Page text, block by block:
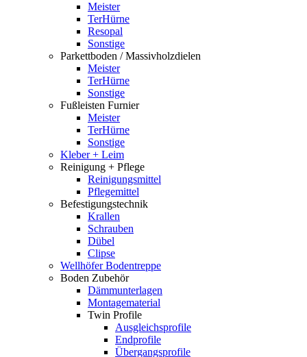
Meister
TerHürne
Resopal
Sonstige
Parkettboden / Massivholzdielen
Meister
TerHürne
Sonstige
Fußleisten Furnier
Meister
TerHürne
Sonstige
Kleber + Leim
Reinigung + Pflege
Reinigungsmittel
Pflegemittel
Befestigungstechnik
Krallen
Schrauben
Dübel
Clipse
Wellhöfer Bodentreppe
Boden Zubehör
Dämmunterlagen
Montagematerial
Twin Profile
Ausgleichsprofile
Endprofile
Übergangsprofile